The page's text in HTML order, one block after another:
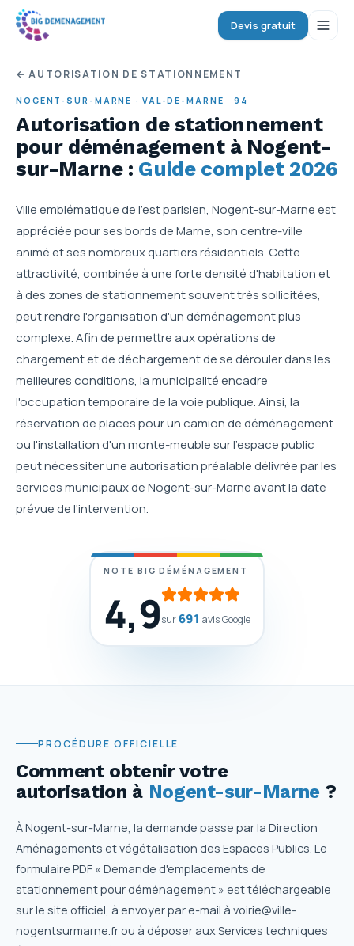
Devis gratuit
← AUTORISATION DE STATIONNEMENT
NOGENT-SUR-MARNE · VAL-DE-MARNE ·94
Autorisation de stationnement
pour déménagement à Nogent-
sur-Marne: Guide complet 2026
Ville emblématique de l'est parisien, Nogent-sur-Marne est
appréciée pour ses bords de Marne, son centre-ville
animé et ses nombreux quartiers résidentiels. Cette
attractivité, combinée à une forte densité d'habitation et
à des zones de stationnement souvent très sollicitées,
peut rendre l'organisation d'un déménagement plus
complexe. Afin de permettre aux opérations de
chargement et de déchargement de se dérouler dans les
meilleures conditions, la municipalité encadre
l'occupation temporaire de la voie publique. Ainsi, la
réservation de places pour un camion de déménagement
ou l'installation d'un monte-meuble sur l'espace public
peut nécessiter une autorisation préalable délivrée par les
services municipaux de Nogent-sur-Marne avant la date
prévue de l'intervention.
NOTE BIG DÉMÉNAGEMENT
4,9sur691 avis Google
PROCÉDURE OFFICIELLE
Comment obtenir votre
autorisation à Nogent-sur-Marne ?
À Nogent-sur-Marne, la demande passe par la Direction
Aménagements et végétalisation des Espaces Publics. Le
formulaire PDF « Demande d'emplacements de
stationnement pour déménagement » est téléchargeable
sur le site officiel, à envoyer par e-mail à voirie@ville-
nogentsurmarne.fr ou à déposer aux Services techniques